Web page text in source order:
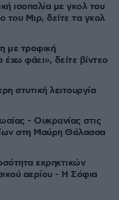
ισοπαλία με γκολ του
του Μιρ, δείτε τα γκολ
με τροφική
έχω φάει», δείτε βίντεο
στυτική λειτουργία
- Ουκρανίας στις
στη Μαύρη Θάλασσα
εκρηκτικών
αερίου - Η Σόφια